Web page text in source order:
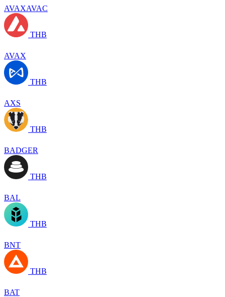
AVAXAVAC
THB
AVAX
THB
AXS
THB
BADGER
THB
BAL
THB
BNT
THB
BAT